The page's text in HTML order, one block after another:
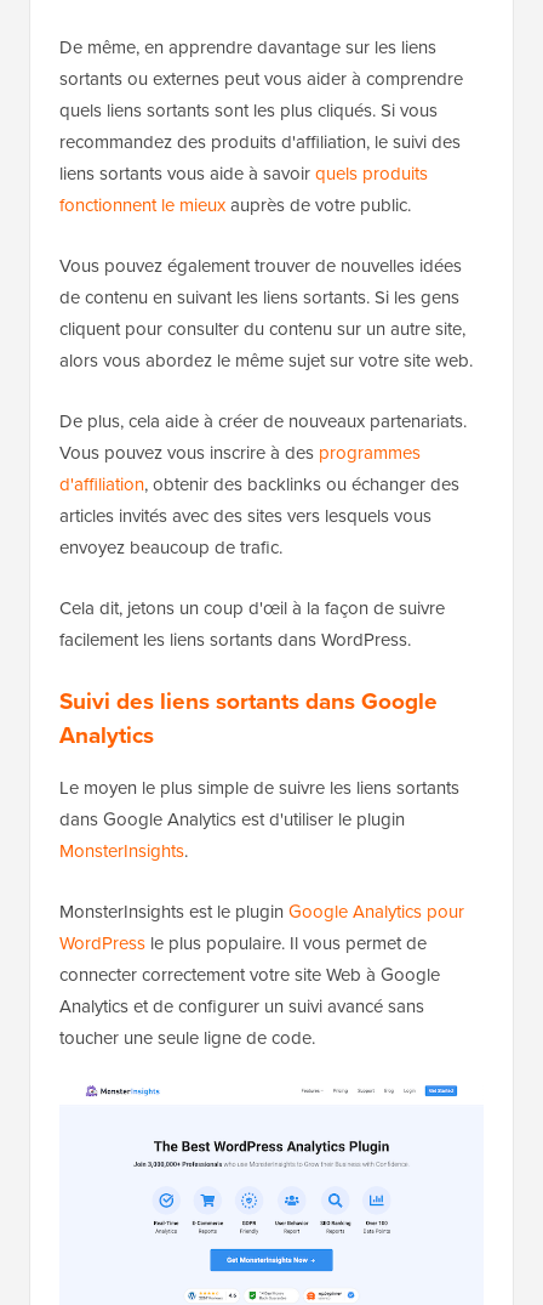
De même, en apprendre davantage sur les liens
sortants ou externes peut vous aider à comprendre
quels liens sortants sont les plus cliqués. Si vous
recommandez des produits d'affiliation, le suivi des
liens sortants vous aide à savoirquels produits
fonctionnent le mieuxauprès de votre public.
Vous pouvez également trouver de nouvelles idées
de contenu en suivant les liens sortants. Si les gens
cliquent pour consulter du contenu sur un autre site,
alors vous abordez le même sujet sur votre site web.
De plus, cela aide à créer de nouveaux partenariats.
Vous pouvez vous inscrire à des programmes
d'affiliation, obtenir des backlinks ou échanger des
articles invités avec des sites vers lesquels vous
envoyez beaucoup de trafic.
Cela dit, jetons un coup d'œil à la façon de suivre
facilement les liens sortants dans WordPress.
Suivi des liens sortants dans Google
Analytics
Le moyen le plus simple de suivre les liens sortants
dans Google Analytics est d'utiliser le plugin
MonsterInsights.
MonsterInsights est le plugin Google Analytics pour
WordPress le plus populaire. Il vous permet de
connecter correctement votre site Web à Google
Analytics et de configurer un suivi avancé sans
toucher une seule ligne de code.